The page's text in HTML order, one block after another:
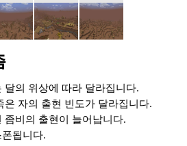
의 위상에 따라 달라집니다.
은 자의 출현 빈도가 달라집니다.
좀비의 출현이 늘어납니다.
됩니다.